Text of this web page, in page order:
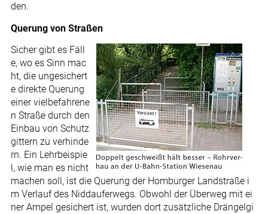
den.
Querung von Straßen
Sicher gibt es Fäll
e, wo es Sinn mac
ht, die ungesichert
e direkte Querung
einer vielbefahrene
n Straße durch den
Einbau von Schutz
gittern zu verhinde
rn. Ein Lehrbeispie
l, wie man es nicht
machen soll, ist die Querung der Homburger Landstraße i
m Verlauf des Niddauferwegs. Obwohl der Überweg mit ei
ner Ampel gesichert ist, wurden dort zusätzliche Drängelgi